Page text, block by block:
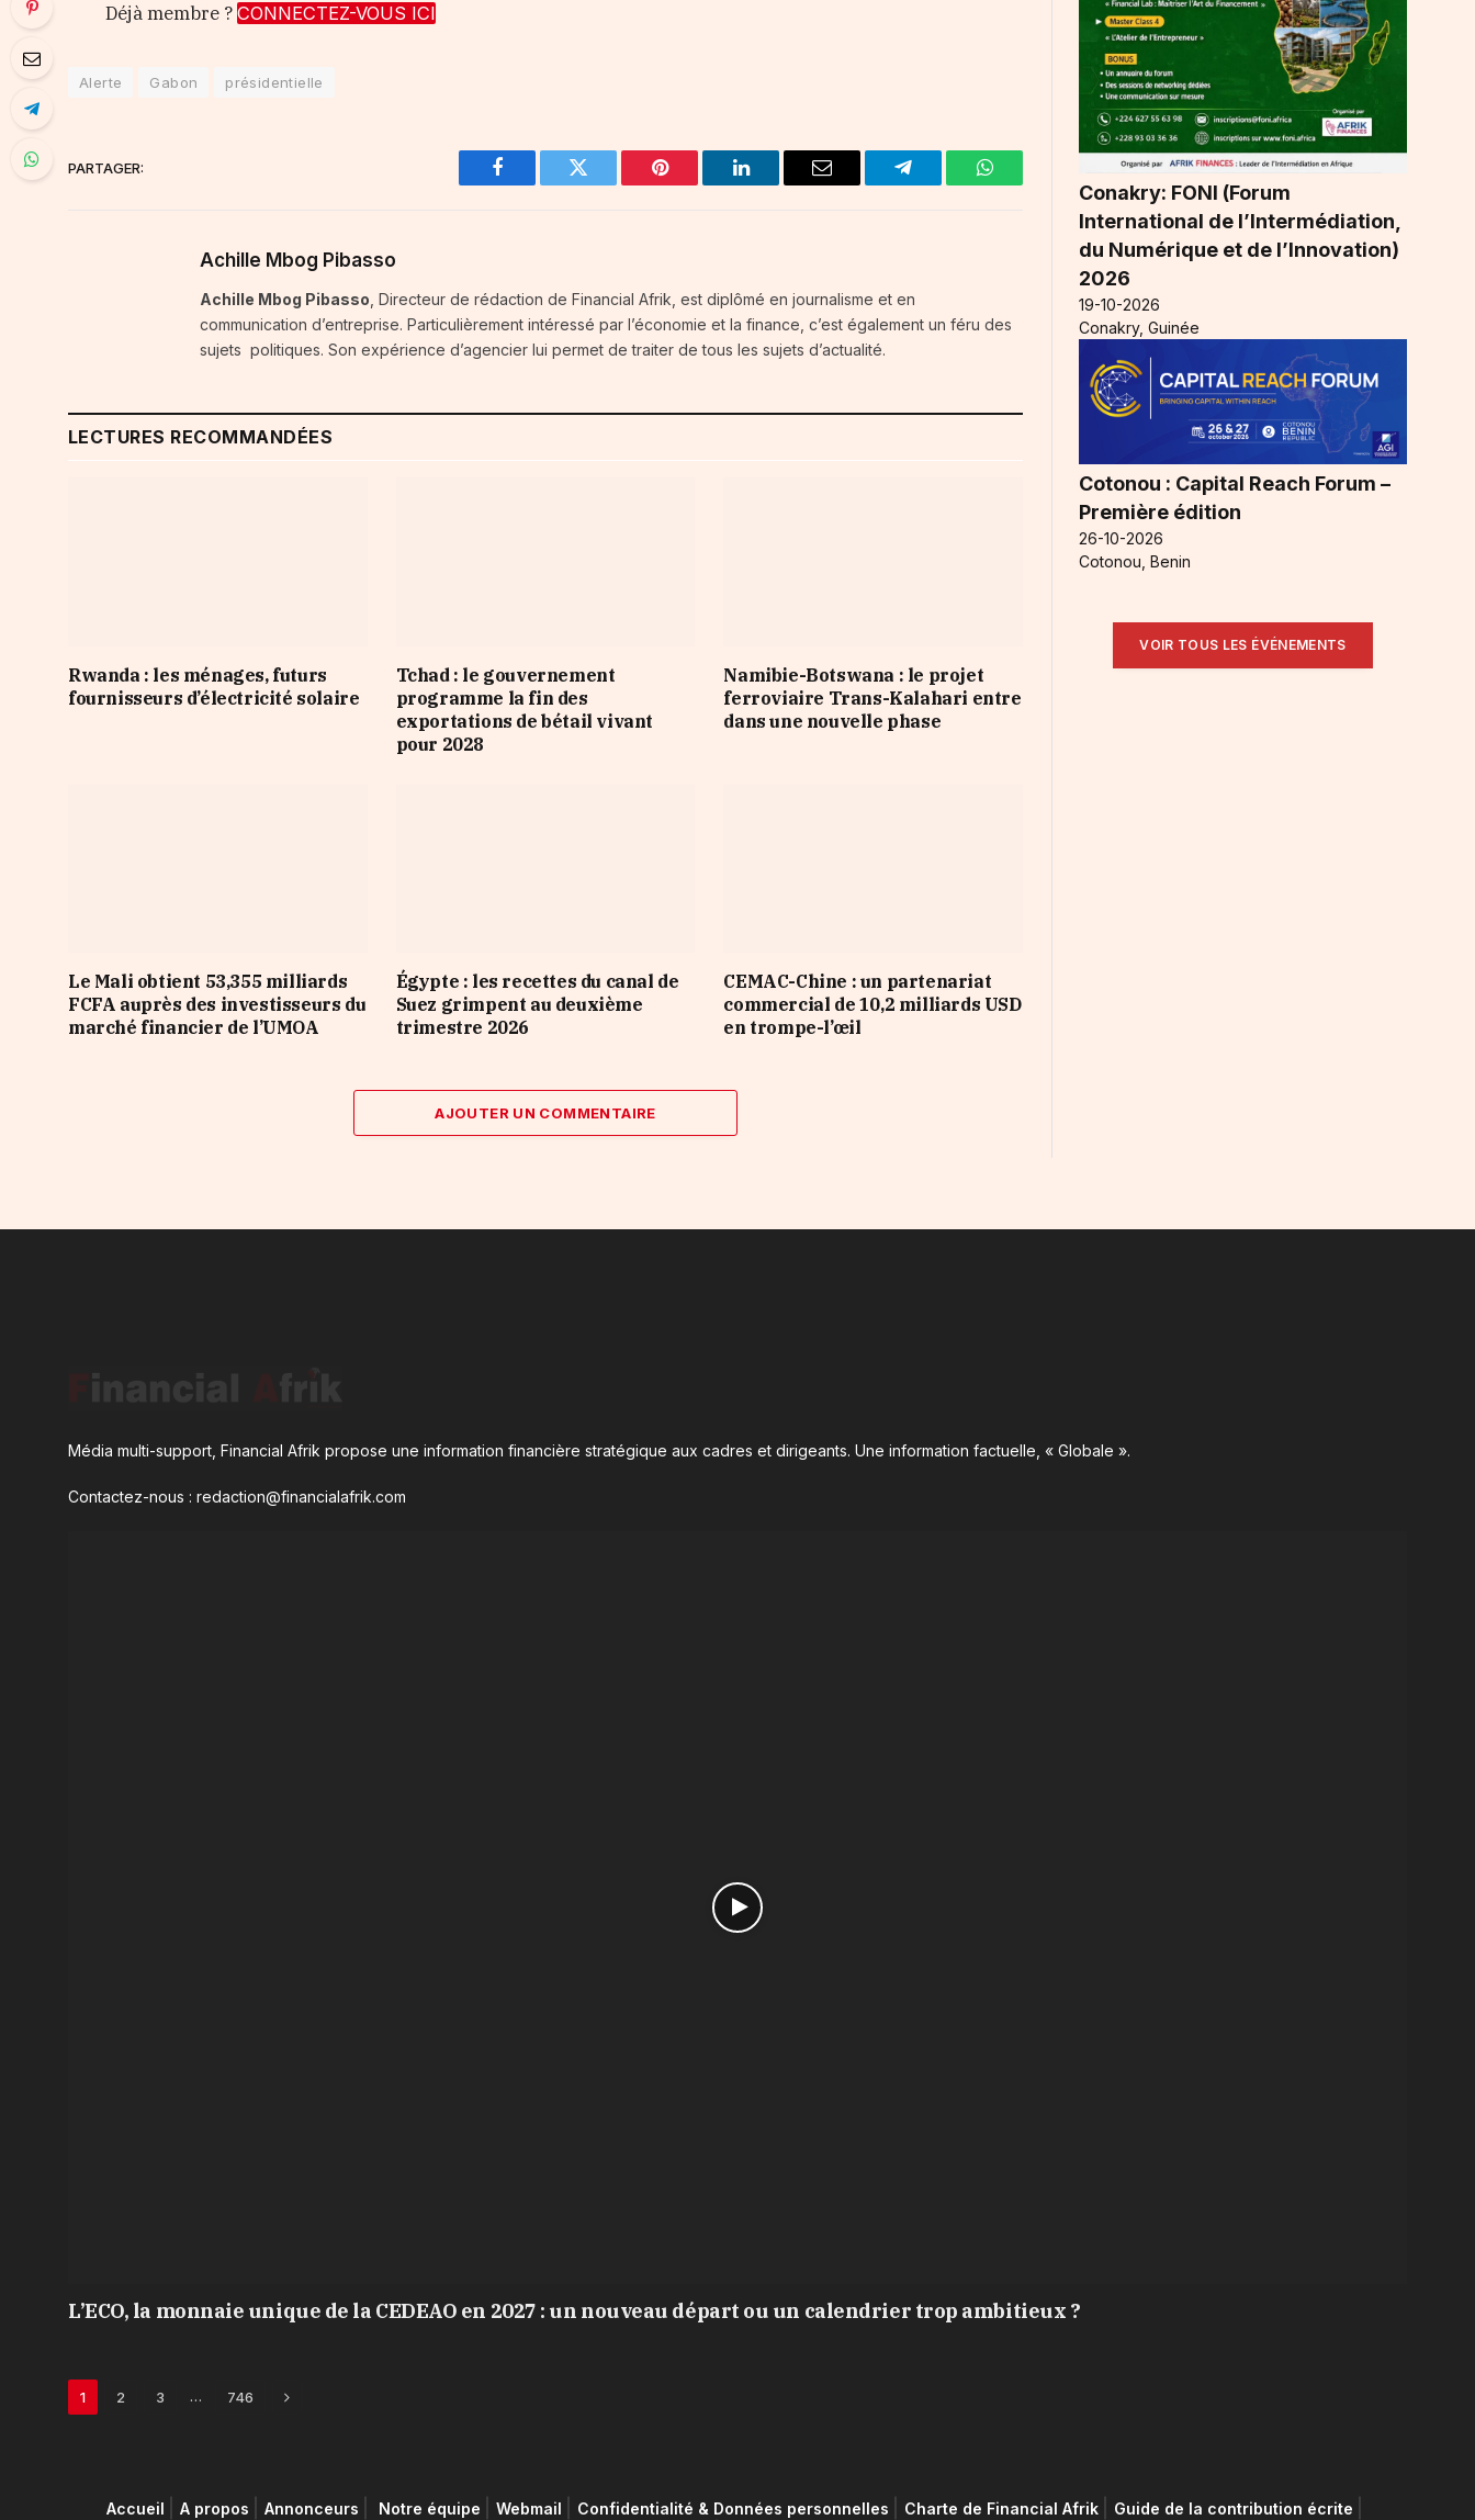
Déjà membre ?CONNECTEZ-VOUS ICI
Alerte Gabon présidentielle
PARTAGER:
Facebook Twitter Pinterest LinkedIn Email Telegram WhatsApp
Achille Mbog Pibasso
Achille Mbog Pibasso, Directeur de rédaction de Financial Afrik, est diplômé en journalisme et en
communication d’entreprise. Particulièrement intéressé par l’économie et la finance, c’est également un féru des
sujets politiques. Son expérience d’agencier lui permet de traiter de tous les sujets d’actualité.
LECTURES RECOMMANDÉES
Rwanda : les ménages, futurs
fournisseurs d’électricité solaire
Tchad : le gouvernement
programme la fin des
exportations de bétail vivant
pour 2028
Namibie-Botswana : le projet
ferroviaire Trans-Kalahari entre
dans une nouvelle phase
Le Mali obtient 53,355 milliards
FCFA auprès des investisseurs du
marché financier de l’UMOA
Égypte : les recettes du canal de
Suez grimpent au deuxième
trimestre 2026
CEMAC-Chine : un partenariat
commercial de 10,2 milliards USD
en trompe-l’œil
AJOUTER UN COMMENTAIRE
Conakry: FONI (Forum
International de l’Intermédiation,
du Numérique et de l’Innovation)
2026
19-10-2026
Conakry, Guinée
Cotonou : Capital Reach Forum –
Première édition
26-10-2026
Cotonou, Benin
VOIR TOUS LES ÉVÉNEMENTS
Média multi-support, Financial Afrik propose une information financière stratégique aux cadres et dirigeants. Une information factuelle, « Globale ».
Contactez-nous : redaction@financialafrik.com
L’ECO, la monnaie unique de la CEDEAO en 2027 : un nouveau départ ou un calendrier trop ambitieux ?
1 2 3 … 746 Next
Accueil A propos Annonceurs Notre équipe Webmail Confidentialité & Données personnelles Charte de Financial Afrik Guide de la contribution écrite